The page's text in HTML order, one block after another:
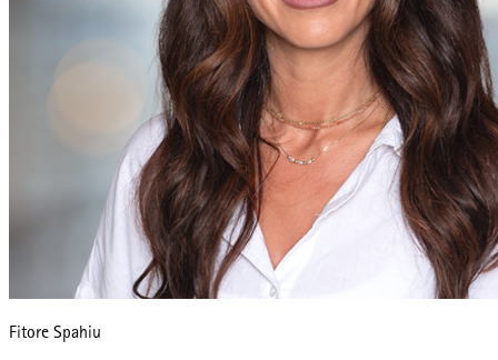
Fitore Spahiu